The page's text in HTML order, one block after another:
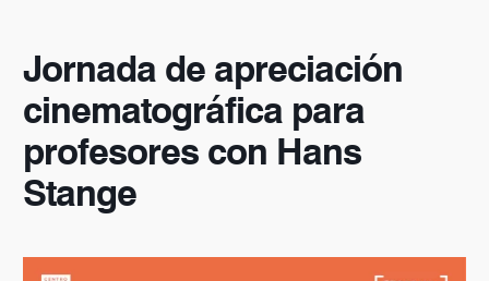
Jornada de apreciación
cinematográfica para
profesores con Hans
Stange